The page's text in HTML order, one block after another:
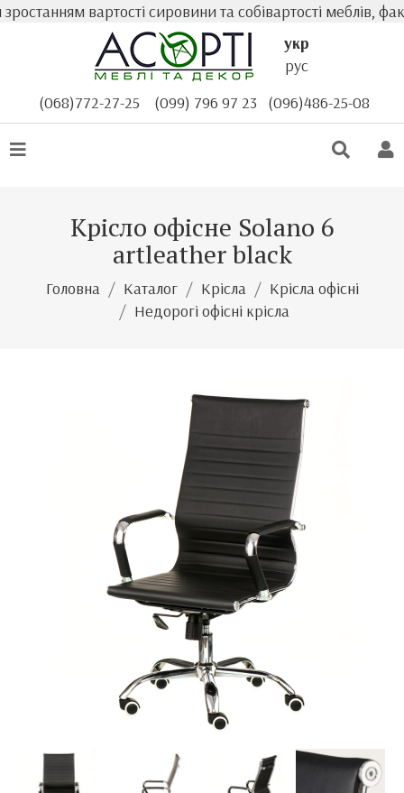
вартості сировини та собівартості меблів,
укр
рус
(068)772-27-25
(099) 796 97 23 (096)486-25-08
Крісло офісне Solano 6
artleather black
Головна Каталог Крісла
Крісла офісні
Недорогі офісні крісла